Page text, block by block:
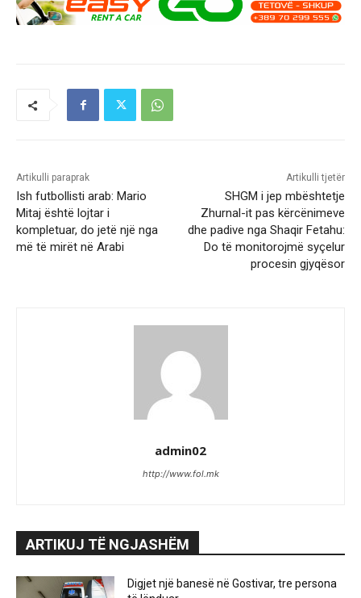
Artikulli paraprak
Ish futbollisti arab: Mario
Mitaj është lojtar i
kompletuar, do jetë një nga
më të mirët në Arabi
Artikulli tjetër
SHGM i jep mbështetje
Zhurnal-it pas kërcënimeve
dhe padive nga Shaqir Fetahu:
Do të monitorojmë syçelur
procesin gjyqësor
admin02
http://www.fol.mk
ARTIKUJ TË NGJASHËM
Digjet një banesë në Gostivar, tre persona